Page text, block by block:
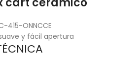
415-ONNCCE
y fácil apertura